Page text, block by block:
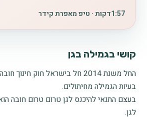
1:57דקות · טיפ מאפרת קידר
קושי בגמילה בגן
בעיות הגמילה מחיתולים.
בעצם התנאי להיכנס לגן טרום טרום חובה
לגן.